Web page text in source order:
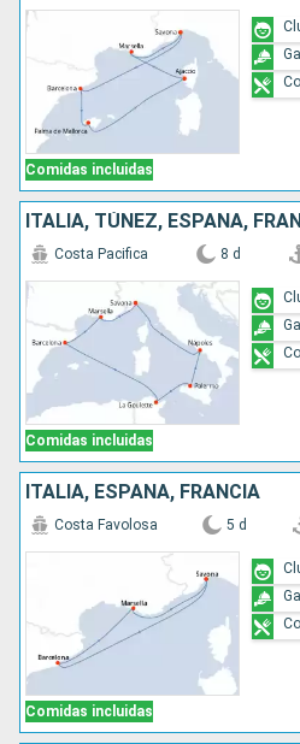
Comidas incluidas
ITALIA, TÚNEZ, ESPAÑA,
Comidas incluidas
Costa Pacifica 8 d
ITALIA, ESPAÑA, FRANCIA
Comidas incluidas
Costa Favolosa 5 d